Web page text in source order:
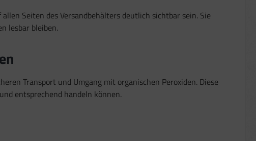
Seiten des Versandbehälters deutlich sichtbar sein. Sie
lesbar bleiben.
Transport und Umgang mit organischen Peroxiden. Diese
entsprechend handeln können.